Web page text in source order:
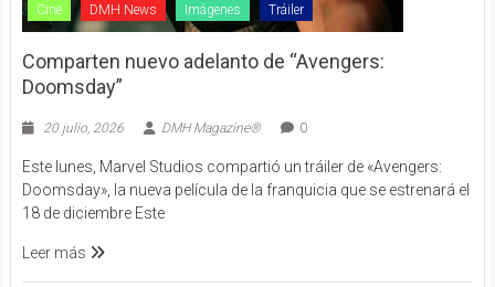
Cine DMH News Imágenes Tráiler
Comparten nuevo adelanto de “Avengers:
Doomsday”
20 julio, 2026 DMH Magazine® 0
Este lunes, Marvel Studios compartió un tráiler de «Avengers:
Doomsday», la nueva película de la franquicia que se estrenará el
18 de diciembre Este
Leer más